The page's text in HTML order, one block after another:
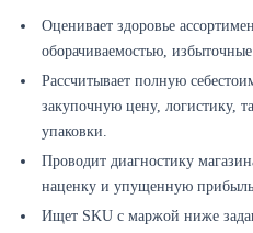
Оценивает здоровье
оборачиваемостью,
Рассчитывает полную
закупочную цену, логистику,
упаковки.
Проводит диагностику
наценку и упущенную прибыль
Ищет SKU с маржой ниже